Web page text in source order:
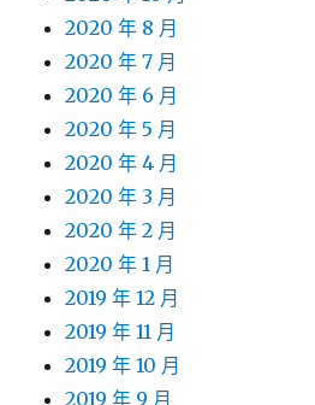
2020 年 8 月
2020 年 7 月
2020 年 6 月
2020 年 5 月
2020 年 4 月
2020 年 3 月
2020 年 2 月
2020 年 1 月
2019 年 12 月
2019 年 11 月
2019 年 10 月
2019 年 9 月